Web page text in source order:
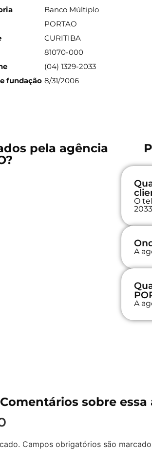
Banco Múltiplo
PORTAO
CURITIBA
81070-000
(04) 1329-2033
fundação 8/31/2006
pela agência
O
2033
A
A
Comentários sobre essa
Campos obrigatórios são